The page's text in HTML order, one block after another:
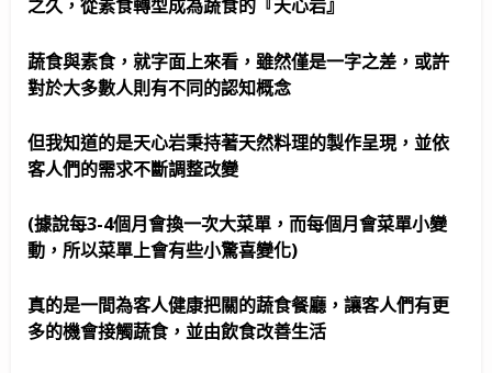
之久，從素食轉型成為蔬食的『天心岩』
蔬食與素食，就字面上來看，雖然僅是一字之差，或許
對於大多數人則有不同的認知概念
但我知道的是天心岩秉持著天然料理的製作呈現，並依
客人們的需求不斷調整改變
(據說每3-4個月會換一次大菜單，而每個月會菜單小變
動，所以菜單上會有些小驚喜變化)
真的是一間為客人健康把關的蔬食餐廳，讓客人們有更
多的機會接觸蔬食，並由飲食改善生活